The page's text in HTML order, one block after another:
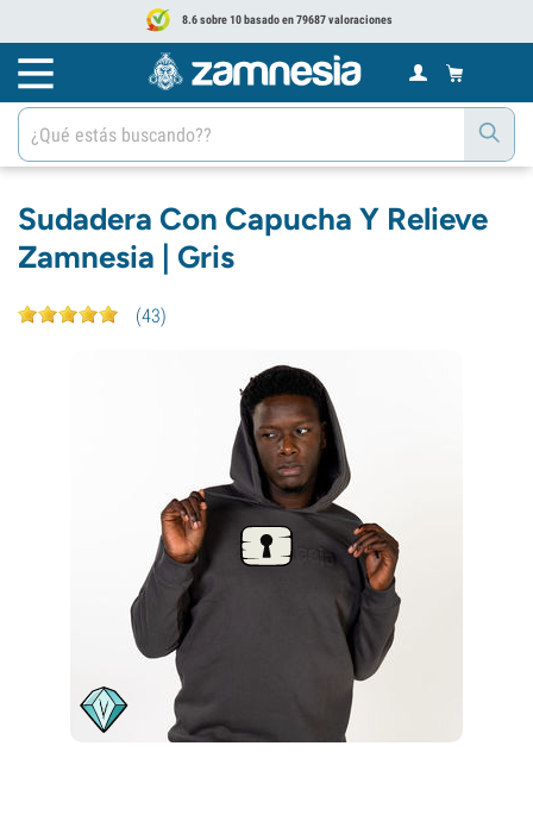
8.6 sobre 10 basado en 79687 valoraciones
Sudadera Con Capucha Y Relieve
Zamnesia | Gris
(43)